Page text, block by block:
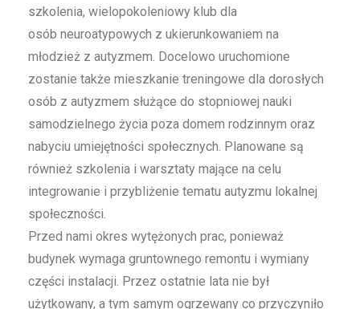
szkolenia, wielopokoleniowy klub dla
osób neuroatypowych z ukierunkowaniem na
młodzież z autyzmem. Docelowo uruchomione
zostanie także mieszkanie treningowe dla dorosłych
osób z autyzmem służące do stopniowej nauki
samodzielnego życia poza domem rodzinnym oraz
nabyciu umiejętności społecznych. Planowane są
również szkolenia i warsztaty mające na celu
integrowanie i przybliżenie tematu autyzmu lokalnej
społeczności.
Przed nami okres wytężonych prac, ponieważ
budynek wymaga gruntownego remontu i wymiany
części instalacji. Przez ostatnie lata nie był
użytkowany, a tym samym ogrzewany co przyczyniło